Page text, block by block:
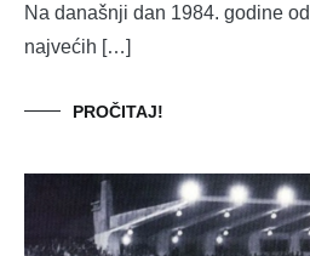
Na današnji dan 1984. godine
najvećih […]
PROČITAJ!